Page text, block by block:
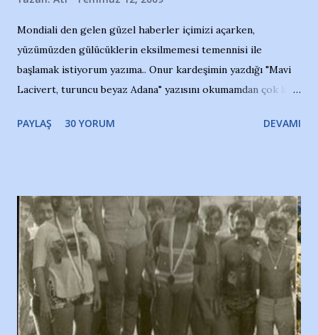
Mondiali den gelen güzel haberler içimizi açarken,
yüzümüzden gülücüklerin eksilmemesi temennisi ile
başlamak istiyorum yazıma.. Onur kardeşimin yazdığı "Mavi
Lacivert, turuncu beyaz Adana" yazısını okumamdan çok kısa
irkildim.. "Bursasporlu taraftarlar, İstanbul takımlarının
ve ürünlerini Bursa şehrinde görmek istemediklerini bir
protesto eylemiyle açıkladıklarını bildiriyordu.. Bu grup
adına açıklama yapan şahsı muhterem(!) ''Açık ve net olarak
söylüyoruz. Bu son uyarımızdır. Bunun yanısıra, bu takımlara
ait tanıtıcı ilanların asılmasına izin veren Bursa Büyükşehir
Belediyesi ile mağazaların bulunduğu alışveriş merkezlerini
de kınıyoruz'' diye de eklemiş .. Blogumuzda okuduğum bu
PAYLAŞ 30 YORUM DEVAMI